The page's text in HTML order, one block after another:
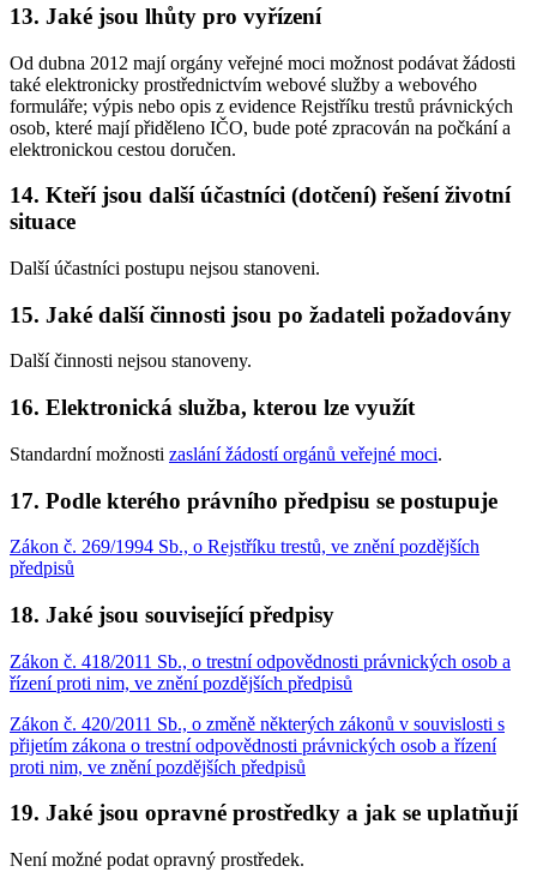
13. Jaké jsou lhůty pro vyřízení
Od dubna 2012 mají orgány veřejné moci možnost podávat žádosti
také elektronicky prostřednictvím webové služby a webového
formuláře; výpis nebo opis z evidence Rejstříku trestů právnických
osob, které mají přiděleno IČO, bude poté zpracován na počkání a
elektronickou cestou doručen.
14. Kteří jsou další účastníci (dotčení) řešení životní
situace
Další účastníci postupu nejsou stanoveni.
15. Jaké další činnosti jsou po žadateli požadovány
Další činnosti nejsou stanoveny.
16. Elektronická služba, kterou lze využít
Standardní možnosti zaslání žádostí orgánů veřejné moci.
17. Podle kterého právního předpisu se postupuje
Zákon č. 269/1994 Sb., o Rejstříku trestů, ve znění pozdějších
předpisů
18. Jaké jsou související předpisy
Zákon č. 418/2011 Sb., o trestní odpovědnosti právnických osob a
řízení proti nim, ve znění pozdějších předpisů
Zákon č. 420/2011 Sb., o změně některých zákonů v souvislosti s
přijetím zákona o trestní odpovědnosti právnických osob a řízení
proti nim, ve znění pozdějších předpisů
19. Jaké jsou opravné prostředky a jak se uplatňují
Není možné podat opravný prostředek.